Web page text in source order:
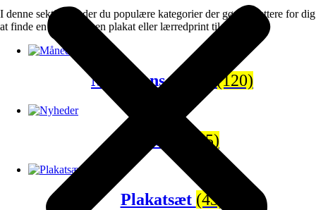
I denne sektion finder du populære kategorier der gør det lettere for dig
at finde en gave eller en plakat eller lærredprint til dig selv.
Månedens tilbud (120)
Nyheder (65)
Plakatsæt (43)